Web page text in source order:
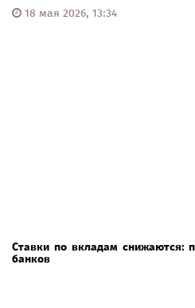
18 мая 2026, 13:34
Ставки по вкладам снижаются:
банков